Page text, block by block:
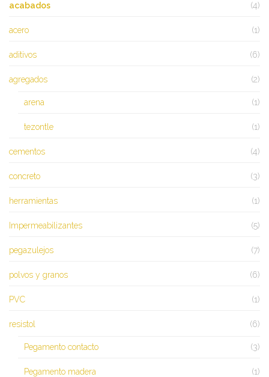
acabados (4)
acero (1)
aditivos (6)
agregados (2)
arena (1)
tezontle (1)
cementos (4)
concreto (3)
herramientas (1)
Impermeabilizantes (5)
pegazulejos (7)
polvos y granos (6)
PVC (1)
resistol (6)
Pegamento contacto (3)
Pegamento madera (1)